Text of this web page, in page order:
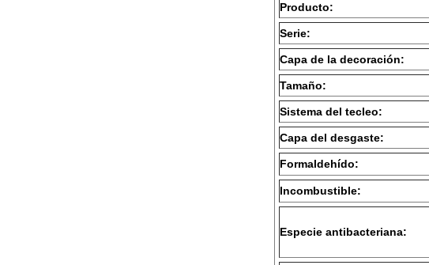
Producto:
Serie:
Capa de la decoración:
Tamaño:
Sistema del tecleo:
Capa del desgaste:
Formaldehído:
Incombustible:
Especie antibacteriana: